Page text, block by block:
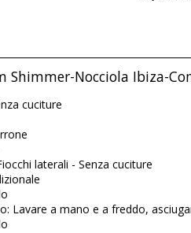
Shimmer-Nocciola Ibiza-
cuciture
laterali - Senza cuciture
Lavare a mano e a freddo,